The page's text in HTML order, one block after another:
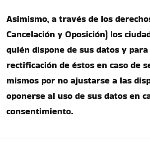
Asimismo, a través de los
Cancelación y Oposición) los
quién dispone de sus datos y
rectificación de éstos en caso de
mismos por no ajustarse a las
oponerse al uso de sus datos en
consentimiento.